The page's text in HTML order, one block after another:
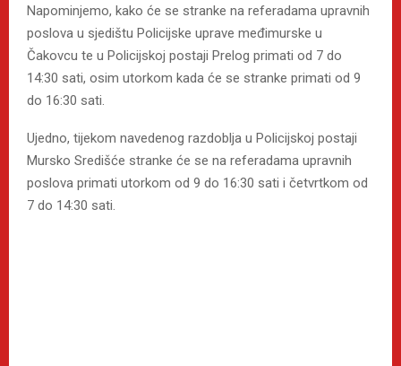
Napominjemo, kako će se stranke na referadama upravnih
poslova u sjedištu Policijske uprave međimurske u
Čakovcu te u Policijskoj postaji Prelog primati od 7 do
14:30 sati, osim utorkom kada će se stranke primati od 9
do 16:30 sati.
Ujedno, tijekom navedenog razdoblja u Policijskoj postaji
Mursko Središće stranke će se na referadama upravnih
poslova primati utorkom od 9 do 16:30 sati i četvrtkom od
7 do 14:30 sati.